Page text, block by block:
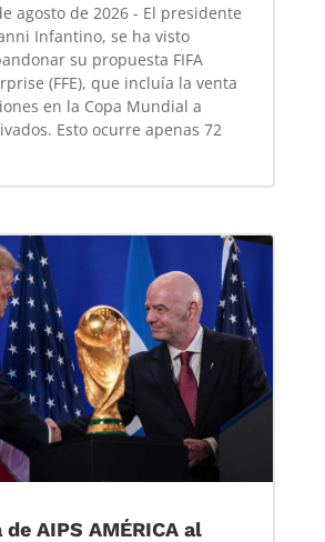
agosto de 2026 - El presidente
Infantino, se ha visto
su propuesta FIFA
(FFE), que incluía la venta
en la Copa Mundial a
Esto ocurre apenas 72
AIPS AMÉRICA al